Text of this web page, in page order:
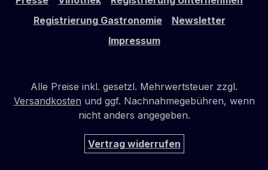
Registrierung Gastronomie
Newsletter
Impressum
Alle Preise inkl. gesetzl. Mehrwertsteuer zzgl.
Versandkosten und ggf. Nachnahmegebühren, wenn
nicht anders angegeben.
Vertrag widerrufen